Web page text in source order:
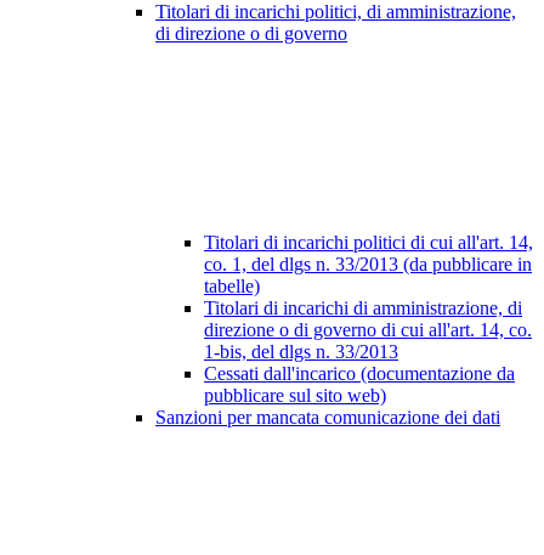
Titolari di incarichi politici, di amministrazione,
di direzione o di governo
Titolari di incarichi politici di cui all'art. 14,
co. 1, del dlgs n. 33/2013 (da pubblicare in
tabelle)
Titolari di incarichi di amministrazione, di
direzione o di governo di cui all'art. 14, co.
1-bis, del dlgs n. 33/2013
Cessati dall'incarico (documentazione da
pubblicare sul sito web)
Sanzioni per mancata comunicazione dei dati